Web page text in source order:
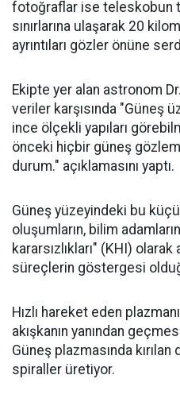
fotoğraflar ise teleskobun
sınırlarına ulaşarak 20
ayrıntıları gözler önüne
Ekipte yer alan astronom
veriler karşısında "Güneş
ince ölçekli yapıları
önceki hiçbir güneş
durum." açıklamasını yaptı.
Güneş yüzeyindeki bu
oluşumların, bilim
kararsızlıkları" (KHI) olarak
süreçlerin göstergesi
Hızlı hareket eden
akışkanın yanından
Güneş plazmasında
spiraller üretiyor.